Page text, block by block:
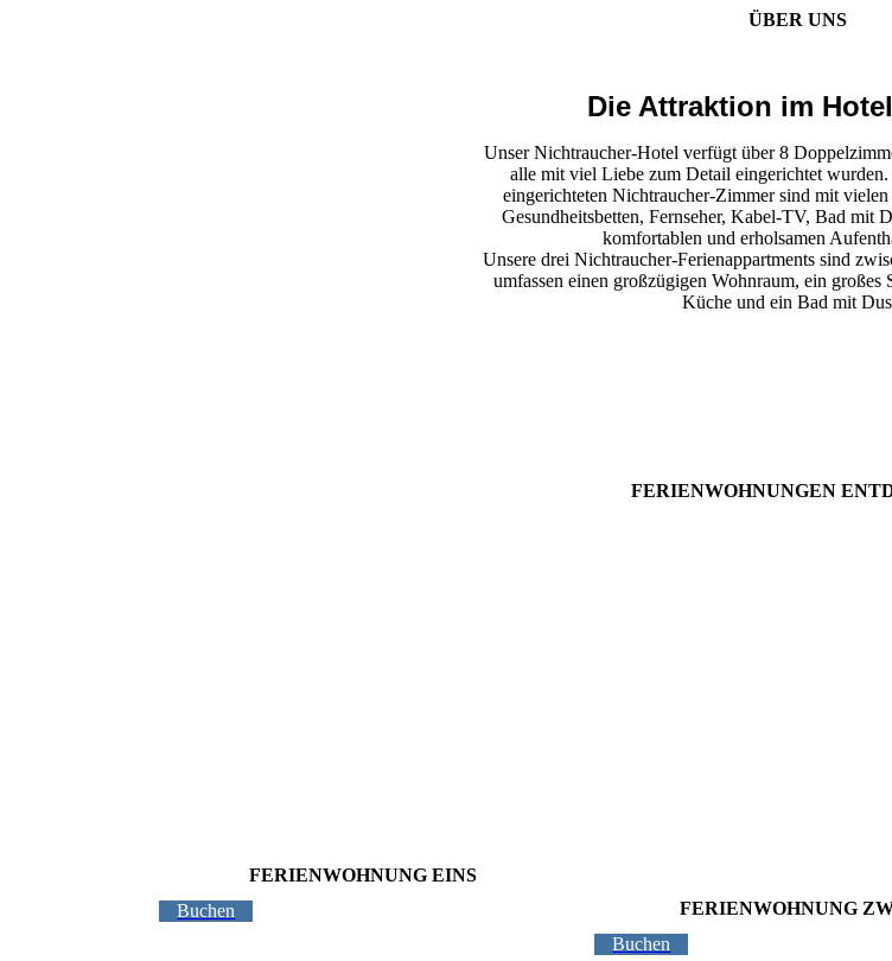
ÜBER UNS
Die Attraktion im
Unser Nichtraucher-Hotel verfügt über 8
alle mit viel Liebe zum Detail eingerichtet
eingerichteten Nichtraucher-Zimmer sind mit
Gesundheitsbetten, Fernseher, Kabel-TV, Bad mit
komfortablen und erholsamen
Unsere drei Nichtraucher-Ferienappartments sind
umfassen einen großzügigen Wohnraum, ein großes
Küche und ein Bad mit
FERIEN­WOHNUN­GEN
FERIENWOHNUNG EINS
Buchen
FERIENWOHNUNG
Buchen